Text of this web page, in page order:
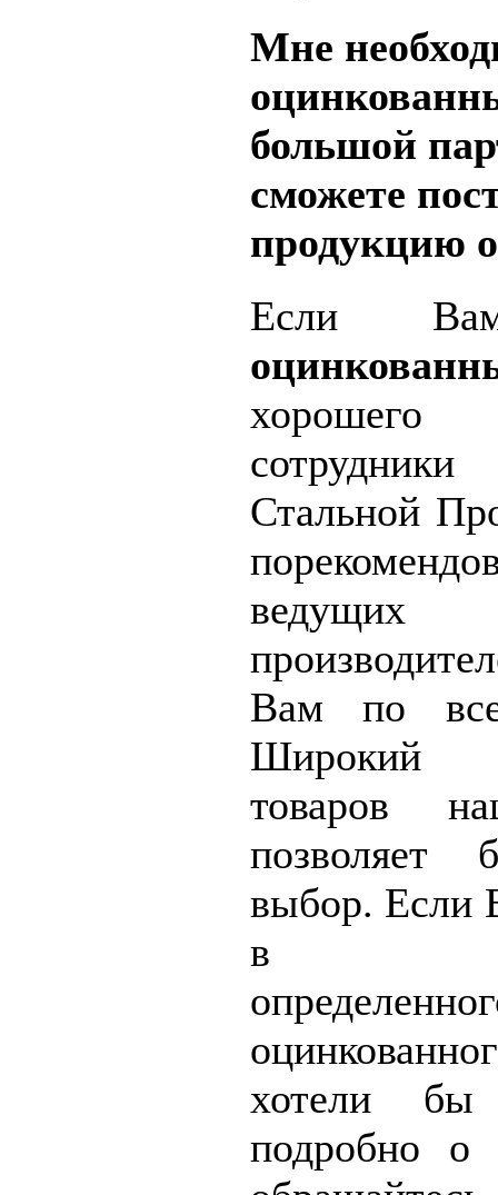
Мне
большой
сможете
продукцию
Если
Стальной
ведущих
Вам по
Широкий
товаров
позволяет
выбор. Если
в
хотели бы
подробно о